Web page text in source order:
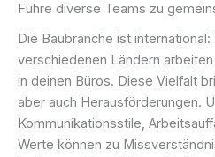
Führe diverse Teams zu
Die Baubranche ist
verschiedenen Ländern
in deinen Büros. Diese Vielfalt
aber auch Herausförderungen.
Kommunikationsstile,
Werte können zu